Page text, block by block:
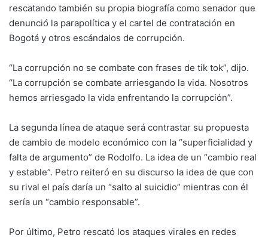
rescatando también su propia biografía como senador que
denunció la parapolítica y el cartel de contratación en
Bogotá y otros escándalos de corrupción.
“La corrupción no se combate con frases de tik tok”, dijo.
“La corrupción se combate arriesgando la vida. Nosotros
hemos arriesgado la vida enfrentando la corrupción”.
La segunda línea de ataque será contrastar su propuesta
de cambio de modelo económico con la “superficialidad y
falta de argumento” de Rodolfo. La idea de un “cambio real
y estable”. Petro reiteró en su discurso la idea de que con
su rival el país daría un “salto al suicidio” mientras con él
sería un “cambio responsable”.
Por último, Petro rescató los ataques virales en redes